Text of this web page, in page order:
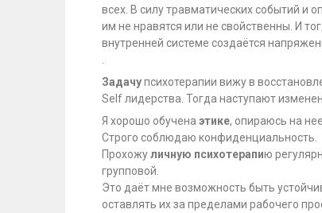
всех. В силу травматических событий и
им не нравятся или не свойственны. И
внутренней системе создаётся
Задачупсихотерапии вижу в
Self лидерства. Тогда наступают
Я хорошо обучена этике, опираюсь на
Строго соблюдаю конфиденциальность.
Прохожуличную психотерапию
групповой.
Это даёт мне возможность быть
оставлять их за пределами рабочего